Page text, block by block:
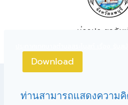
Download
ท่านสามารถแสดงความ